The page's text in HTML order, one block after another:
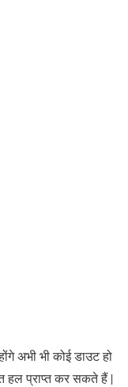
अभी भी कोई डाउट हो
हल प्राप्त कर सकते हैं |